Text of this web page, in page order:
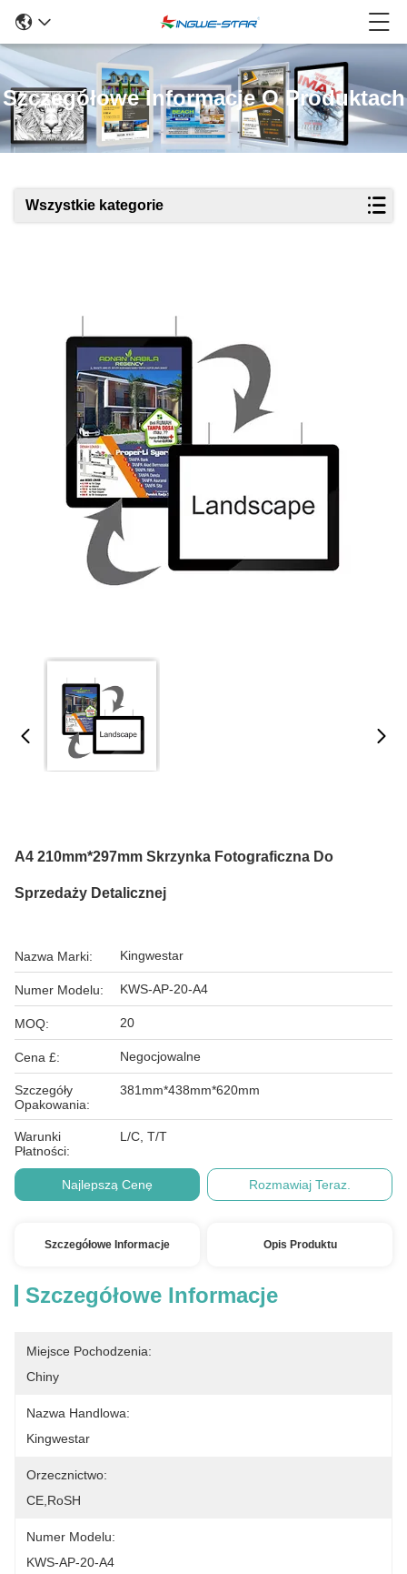
Szczegółowe Informacje O Produktach
Wszystkie kategorie
A4 210mm*297mm Skrzynka Fotograficzna Do
Sprzedaży Detalicznej
Nazwa Marki: Kingwestar
Numer Modelu: KWS-AP-20-A4
MOQ: 20
Cena £: Negocjowalne
Szczegóły
Opakowania:
381mm*438mm*620mm
Warunki
Płatności:
L/C, T/T
Najlepszą Cenę Rozmawiaj Teraz.
Szczegółowe Informacje Opis Produktu
Szczegółowe Informacje
Miejsce Pochodzenia:
Chiny
Nazwa Handlowa:
Kingwestar
Orzecznictwo:
CE,RoSH
Numer Modelu:
KWS-AP-20-A4